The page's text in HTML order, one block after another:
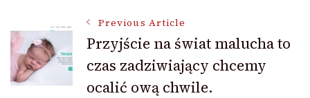
Post
Navigation
Previous Article
Przyjście na świat malucha to
czas zadziwiający chcemy
ocalić ową chwile.